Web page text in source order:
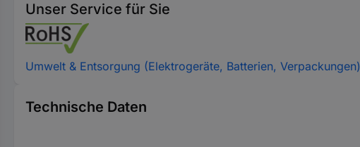
Unser Service für Sie
Umwelt & Entsorgung (Elektrogeräte, Batterien, Verpackungen)
Technische Daten